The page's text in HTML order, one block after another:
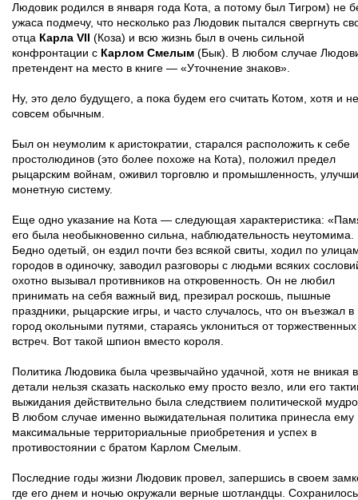
Людовик родился в января года Кота, а потому был Тигром) не
ужаса подмечу, что несколько раз Людовик пытался свергнуть
отца Карлa VII
(Коза) и всю жизнь был в очень сильной
конфронтации с Карлом Смелым (Бык). В любом случае
претендент на место в книге — «Уточнение знаков».
Ну, это дело будущего, а пока будем его считать Котом, хотя и не
совсем обычным.
Был он неумолим к аристократии, старался расположить к себе
простолюдинов (это более похоже на Кота), положил предел
рыцарским войнам, оживил торговлю и промышленность,
монетную систему.
Еще одно указание на Кота — следующая характеристика:
его была необыкновенно сильна, наблюдательность неутомима.
Бедно одетый, он ездил почти без всякой свиты, ходил по
городов в одиночку, заводил разговоры с людьми всяких
охотно вызывал противников на откровенность. Он не любил
принимать на себя важный вид, презирал роскошь, пышные
праздники, рыцарские игры, и часто случалось, что он въезжал в
город окольными путями, стараясь уклониться от торжественных
встреч. Вот такой шпион вместо короля.
Политика Людовика была чрезвычайно удачной, хотя не вникая в
детали нельзя сказать насколько ему просто везло, или его
выжидания действительно была следствием политической
В любом случае именно выжидательная политика принесла ему
максимальные территориальные приобретения и успех в
противостоянии с братом Карлом Смелым.
Последние годы жизни Людовик провел, запершись в своем
где его днем и ночью окружали верные шотландцы. Сохранилось